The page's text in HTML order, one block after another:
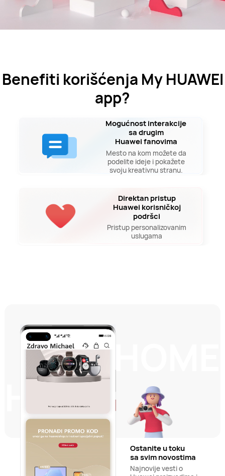
Benefiti korišćenja My HUAWEI
app?
Mogućnost interakcije
sa drugim
Huawei fanovima
Mesto na kom možete da
podelite ideje i pokažete
svoju kreativnu stranu.
Direktan pristup
Huawei korisničkoj
podršci
Pristup personalizovanim
uslugama
HOME
HOME
Ostanite u toku
sa svim novostima
Najnovije vesti o